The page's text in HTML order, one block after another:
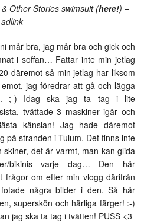
Other Stories swimsuit (here!) –
adlink
mår bra, jag mår bra och gick och
i soffan… Fattar inte min jetlag
däremot så min jetlag har liksom
jag föredrar att gå och lägga
;-) Idag ska jag ta tag i lite
tvättade 3 maskiner igår och
känslan! Jag hade däremot
på stranden i Tulum. Det finns inte
det är varmt, man kan glida
bikinis varje dag… Den här
frågor om efter min vlogg därifrån
några bilder i den. Så här
superskön och härliga färger! :-)
jag ska ta tag i tvätten! PUSS <3